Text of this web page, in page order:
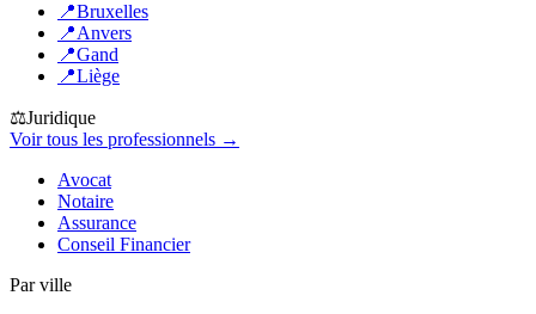
📍Bruxelles
📍Anvers
📍Gand
📍Liège
⚖️Juridique
Voir tous les professionnels →
Avocat
Notaire
Assurance
Conseil Financier
Par ville